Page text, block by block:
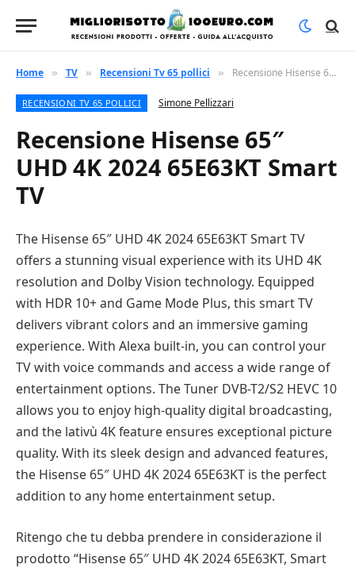
Home » TV » Recensioni Tv 65 pollici » Recensione Hisense 65″ UHD 4K 2024 65E63KT Smart TV
RECENSIONI TV 65 POLLICI Simone Pellizzari
Recensione Hisense 65″
UHD 4K 2024 65E63KT Smart
TV
The Hisense 65″ UHD 4K 2024 65E63KT Smart TV
offers a stunning visual experience with its UHD 4K
resolution and Dolby Vision technology. Equipped
with HDR 10+ and Game Mode Plus, this smart TV
delivers vibrant colors and an immersive gaming
experience. With Alexa built-in, you can control your
TV with voice commands and access a wide range of
entertainment options. The Tuner DVB-T2/S2 HEVC 10
allows you to enjoy high-quality digital broadcasting,
and the lativù 4K feature ensures exceptional picture
quality. With its sleek design and advanced features,
the Hisense 65″ UHD 4K 2024 65E63KT is the perfect
addition to any home entertainment setup.
Ritengo che tu debba prendere in considerazione il
prodotto “Hisense 65″ UHD 4K 2024 65E63KT, Smart